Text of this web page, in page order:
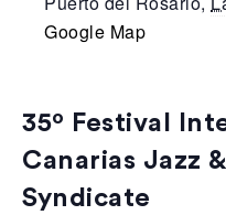
Google Map
35º Festival
Canarias Jazz
Syndicate